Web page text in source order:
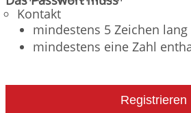
Kontakt
mindestens 5 Zeichen lang
mindestens eine Zahl
Registrieren